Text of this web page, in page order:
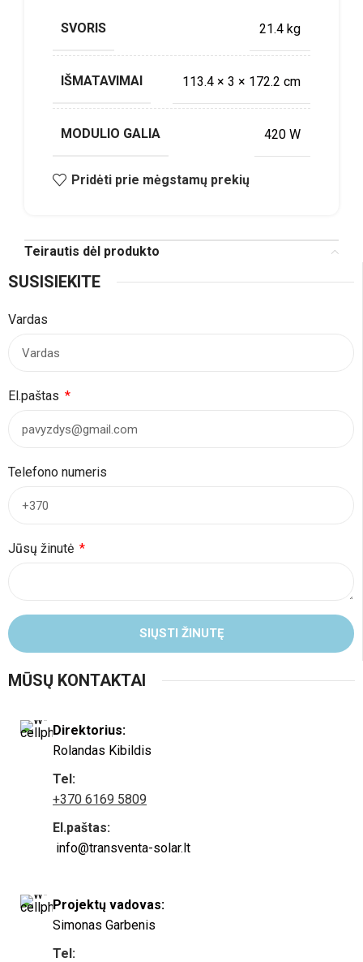
SVORIS 21.4 kg
IŠMATAVIMAI 113.4 × 3 × 172.2 cm
MODULIO GALIA 420 W
Pridėti prie mėgstamų prekių
Teirautis dėl produkto
SUSISIEKITE
Vardas
El.paštas
Telefono numeris
Jūsų žinutė
SIŲSTI ŽINUTĘ
MŪSŲ KONTAKTAI
Direktorius:
Rolandas Kibildis
Tel:
+370 6169 5809
El.paštas:
info@transventa-solar.lt
Projektų vadovas:
Simonas Garbenis
Tel: